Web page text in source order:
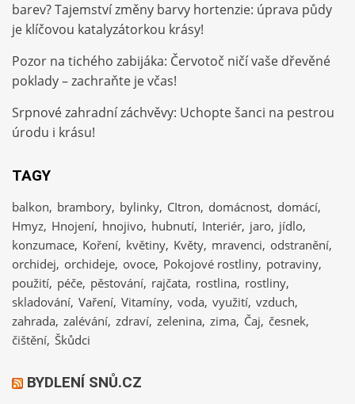
barev? Tajemství změny barvy hortenzie: úprava půdy
je klíčovou katalyzátorkou krásy!
Pozor na tichého zabijáka: Červotoč ničí vaše dřevěné
poklady – zachraňte je včas!
Srpnové zahradní záchvěvy: Uchopte šanci na pestrou
úrodu i krásu!
TAGY
balkon brambory bylinky CItron domácnost domácí
Hmyz Hnojení hnojivo hubnutí Interiér jaro jídlo
konzumace Koření květiny Květy mravenci odstranění
orchidej orchideje ovoce Pokojové rostliny potraviny
použití péče pěstování rajčata rostlina rostliny
skladování Vaření Vitamíny voda využití vzduch
zahrada zalévání zdraví zelenina zima Čaj česnek
čištění Škůdci
BYDLENÍ SNŮ.CZ